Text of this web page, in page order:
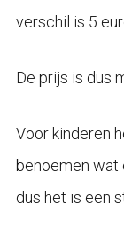
verschil is 5
De prijs is dus
Voor kinderen
benoemen wat
dus het is een